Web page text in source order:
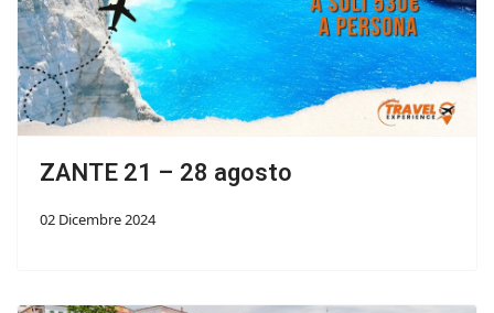
ZANTE 21 – 28 agosto
02 Dicembre 2024